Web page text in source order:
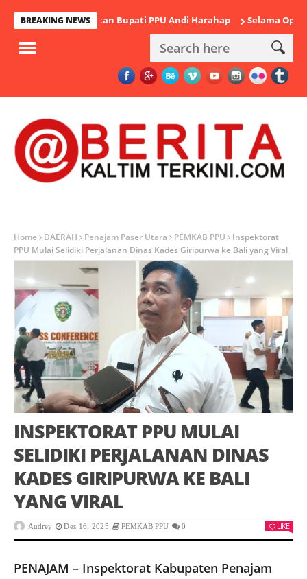
BREAKING NEWS
Duka Mantan Bupati PPU Andi Harahap Selama Operasi Antik
Home DAERAH Penajam Paser Utara PEMKAB PPU
Inspektorat
PPU Mulai Selidiki Perjalanan Dinas Kades Giripurwa ke Bali yang Viral
INSPEKTORAT PPU MULAI
SELIDIKI PERJALANAN DINAS
KADES GIRIPURWA KE BALI
YANG VIRAL
Audrey Des 16, 2025 PEMKAB PPU 0 LIKE
PENAJAM – Inspektorat Kabupaten Penajam